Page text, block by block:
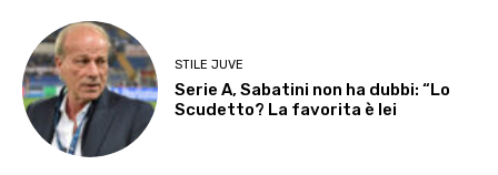
STILE JUVE
Serie A, Sabatini non ha dubbi: “Lo
Scudetto? La favorita è lei